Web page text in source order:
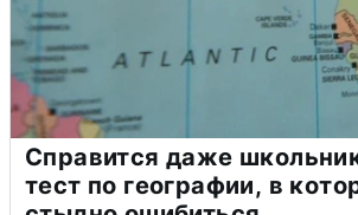
Справится даже
тест по географии, в